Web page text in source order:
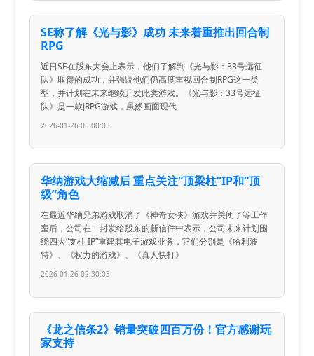
SE称了解《光与影》成功 未来着重推出回合制
RPG
近日SE在股东大会上表示，他们了解到《光与影：33号远征
队》取得的成功，并强调他们仍高度重视回合制RPG这一类
型，并计划在未来继续开发此类游戏。《光与影：33号远征
队》是一款JRPG游戏，虽然画面现代
2026-01-26 05:00:03
华纳游戏大缩减后 重点关注“顶梁柱”IP和“顶
级”角色
在最近华纳兄弟游戏取消了《神奇女侠》游戏并关闭了等工作
室后，公司在一封发给股东的新信件中表示，公司未来计划围
绕四大“支柱 IP”重建其电子游戏业务，它们分别是《哈利波
特》、《权力的游戏》、《真人快打》
2026-01-26 02:30:03
《龙之信条2》销量突破四百万份！官方感谢玩
家支持